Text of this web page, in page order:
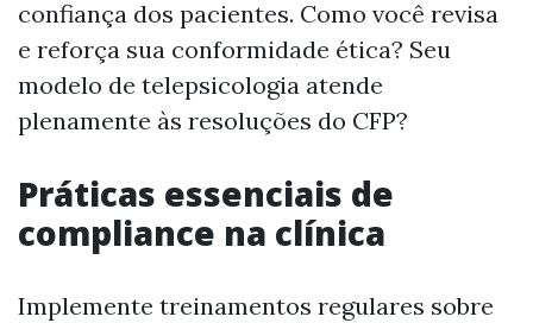
confiança dos pacientes. Como você revisa
e reforça sua conformidade ética? Seu
modelo de telepsicologia atende
plenamente às resoluções do CFP?
Práticas essenciais de
compliance na clínica
Implemente treinamentos regulares sobre